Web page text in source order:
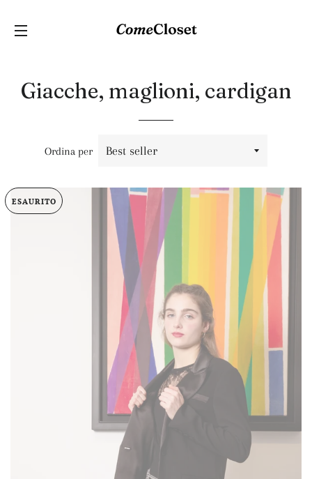
Giacche, maglioni, cardigan
Ordina per
ESAURITO